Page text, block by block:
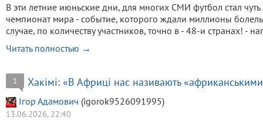
В эти летние июньские дни, для многих СМИ футбол стал
чемпионат мира - событие, которого ждали миллионы
случае, по количеству участников, точно в - 48-и странах!
Читать полностью →
1 Хакімі: «В Африці нас називають
Ігор Адамович (igorok9526091995)
13.06.2026, 22:40